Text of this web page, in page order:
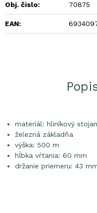
Obj. čislo: 70875
EAN:
materiál: hliníkový stojan
železná základňa
výška: 500 m
hĺbka vŕtania: 60 mm
držanie priemeru: 43